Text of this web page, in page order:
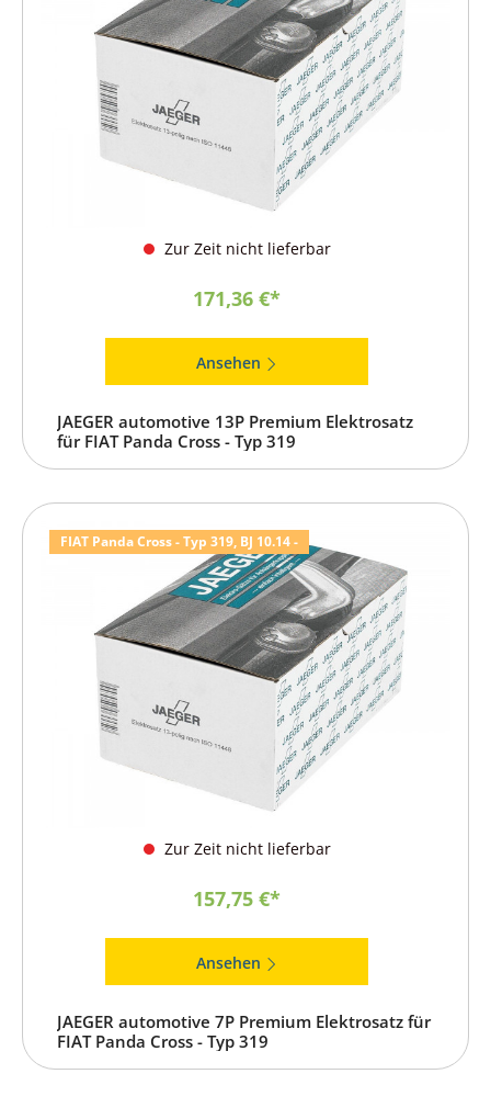
Zur Zeit nicht lieferbar
171,36 €*
Ansehen
JAEGER automotive 13P Premium Elektrosatz
für FIAT Panda Cross - Typ 319
FIAT Panda Cross - Typ 319, BJ 10.14 -
Zur Zeit nicht lieferbar
157,75 €*
Ansehen
JAEGER automotive 7P Premium Elektrosatz für
FIAT Panda Cross - Typ 319